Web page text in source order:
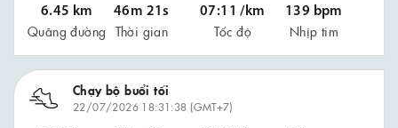
6.45 km
Quãng đường
46m 21s
Thời gian
07:11 /km
Tốc độ
139 bpm
Nhịp tim
Chạy bộ buổi tối
22/07/2026 18:31:38 (GMT+7)